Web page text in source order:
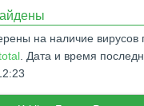
на наличие
. Дата и время